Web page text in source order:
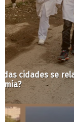
Na Europa
regulação